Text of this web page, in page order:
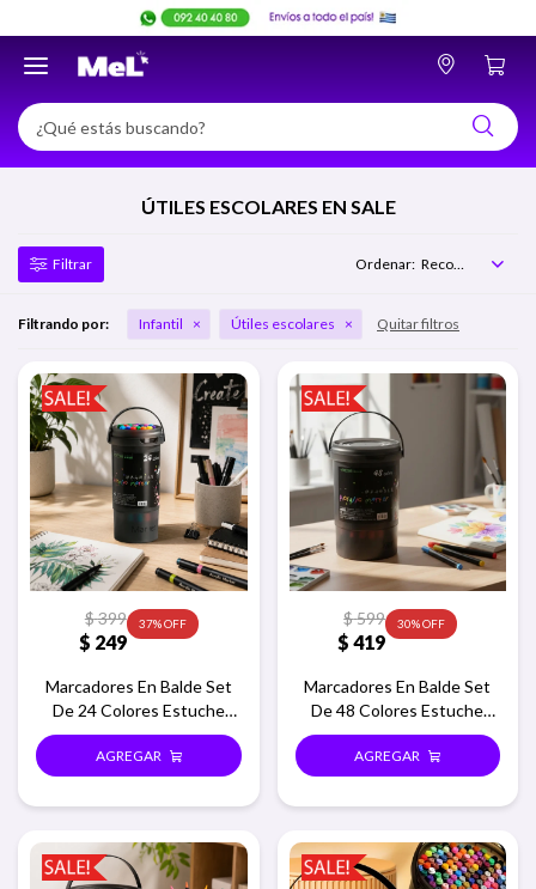

ÚTILES ESCOLARES EN SALE
Recomendados
Filtrando por: Infantil Útiles escolares Quitar filtros
$ 249
$399 37
Marcadores En Balde Set
De 24 Colores Estuche
Redondo
$ 419
$599 30
Marcadores En Balde Set
De 48 Colores Estuche
Redondo